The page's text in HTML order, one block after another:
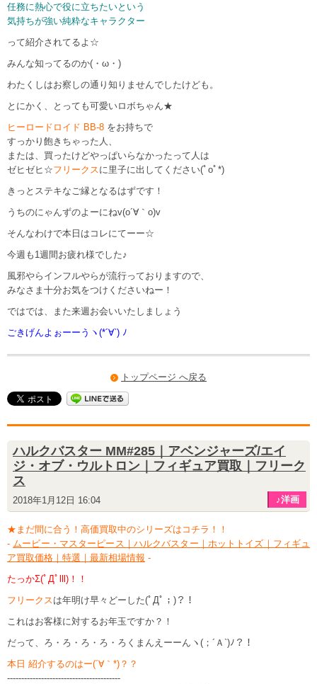
任務に熱心で役に立ちたいという
気持ちが強い純粋なキャラクター
って紹介されてるよ☆
みんな知ってるのか(・ω・)
わたくしはお察しの通り知りませんでしたけども。
とにかく、とっても可愛いロボちゃん★
ヒーロードロイド BB-8 をお持ちで
すっかり飽きちゃった人、
または、買ったけどやっぱいらなかったって人は
ゼヒゼヒ☆フリークス に里子に出してください(ﾟoﾟ*)
きっとステキなご縁となるはずです！
うちのにゃんずのよーにねv(o´∀｀o)v
そんなわけで本日はコレにてーー☆
今週も1週間お疲れ様でした♪
風邪やらインフルやらが流行っておりますので、
みなさま十分お気をつけくださいねー！
ではでは、また来週お会いいたしましょう
ごきげんよぉーーうヽ(*´∀`) ﾉ
トップページ へ戻る
ハルクバスター MM#285｜アベンジャーズ/エイ
ジ・オブ・ウルトロン｜フィギュア買取｜フリーク
ス
2018年1月12日 16:04 ♪洋画
★まだ間に合う！高価買取中のシリーズはコチラ！！
- ムービー・マスターピース｜ハルクバスター｜ホットトイズ｜フィギュ
ア買取価格｜特選｜最新相場情報 -
たっかΣ(ﾟДﾟlll)！！
フリークス は年明け早々どーした(ﾟДﾟ；)？！
これはお客様に対するお年玉ですか？！
だって、ろ・ろ・ろ・ろ・ろくまんえーーんヽ(；´Ａ`)ﾉ？！
本日 紹介するのはー(´∀｀*)？？
----------------------------------------